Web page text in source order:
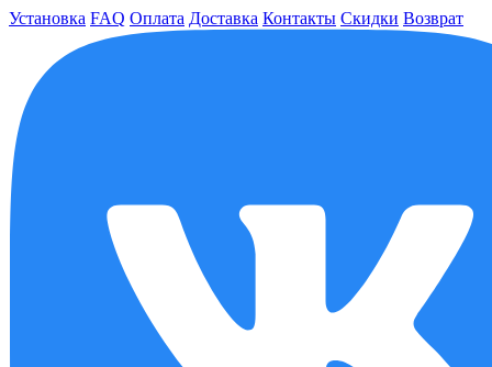
Установка FAQ Оплата Доставка Контакты Скидки Возврат